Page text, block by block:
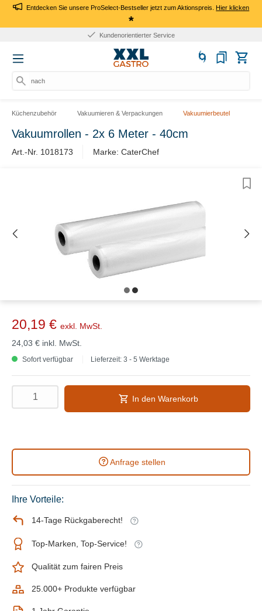
Entdecken Sie unsere ProSelect-Bestseller jetzt zum Aktionspreis.Hier klicken
*
Kundenorientierter Service
nach
Küchenzubehör Vakuumieren & Verpackungen Vakuumierbeutel
Vakuumrollen - 2x 6 Meter - 40cm
Art.-Nr. 1018173 Marke: CaterChef
20,19 € exkl. MwSt.
24,03 € inkl. MwSt.
Sofort verfügbar Lieferzeit: 3 - 5 Werktage
In den Warenkorb
Anfrage stellen
Ihre Vorteile:
14-Tage Rückgaberecht!
Top-Marken, Top-Service!
Qualität zum fairen Preis
25.000+ Produkte verfügbar